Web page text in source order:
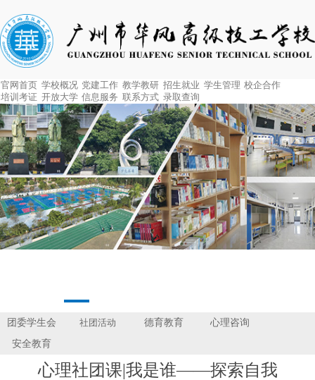
官网首页 学校概况 党建工作 教学教研 招生就业 学生管理 校企合作
培训考证 开放大学 信息服务 联系方式 录取查询
团委学生会 社团活动 德育教育
心理咨询
安全教育
心理社团课|我是谁——探索自我